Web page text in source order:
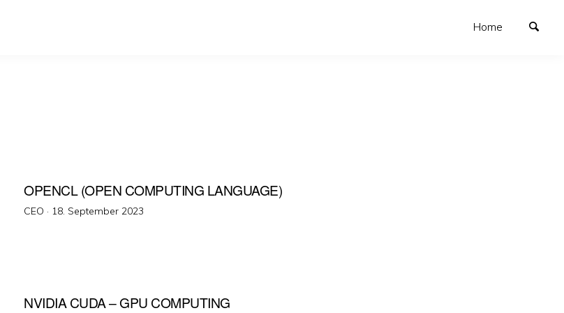
Home
OPENCL (OPEN COMPUTING LANGUAGE)
CEO · Veröffentlicht
18. September 2023
NVIDIA CUDA – GPU COMPUTING